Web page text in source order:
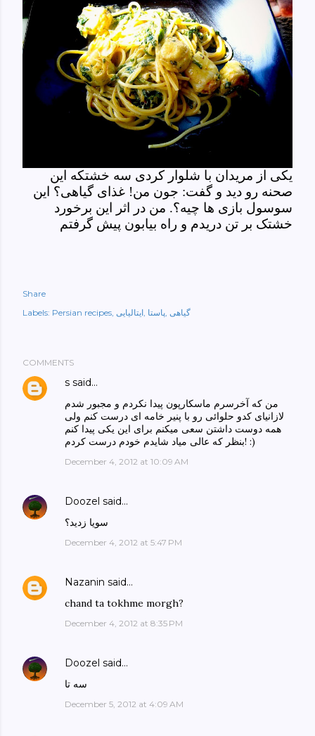
یکی از مریدان با شلوار کردی سه خشتکه این
صحنه رو دید و گفت: جون من! غذای گیاهی؟ این
سوسول بازی ها چیه؟. من در اثر این برخورد
خشتک بر تن دریدم و راه بیابون پیش گرفتم
Share
Labels: Persian recipes ایتالیایی پاستا گیاهی
COMMENTS
s said…
من که آخرسرم ماسکارپون پیدا نکردم و مجبور شدم
لازانیای کدو حلوائی رو با پنیر خامه ای درست کنم ولی
همه دوست داشتن سعی میکنم برای این یکی پیدا کنم
بنظر که عالی میاد شایدم خودم درست کردم! :)
December 4, 2012 at 10:09 AM
Doozel said…
سویا زدید؟
December 4, 2012 at 5:47 PM
Nazanin said…
chand ta tokhme morgh?
December 4, 2012 at 8:35 PM
Doozel said…
سه تا
December 5, 2012 at 4:09 AM